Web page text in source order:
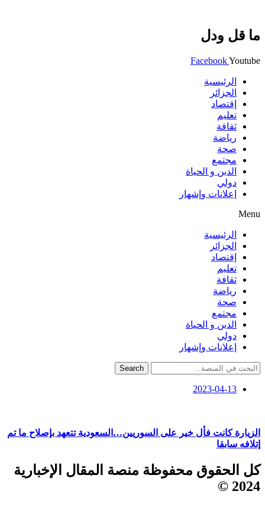
ما قل ودل
FacebookYoutube
الرئيسية
الجزائر
إقتصاد
تعليم
ثقافة
رياضة
صحة
مجتمع
الدين و الحياة
دولي
إعلانات وإشهار
Menu
الرئيسية
الجزائر
إقتصاد
تعليم
ثقافة
رياضة
صحة
مجتمع
الدين و الحياة
دولي
إعلانات وإشهار
Search
2023-04-13
الزيارة كانت فأل خير على السوريين…السعودية تتعهد بإصلاح ما تم
إتلافه سابقا
كل الحقوق محفوظة منصة المقال الإخبارية
2024 ©